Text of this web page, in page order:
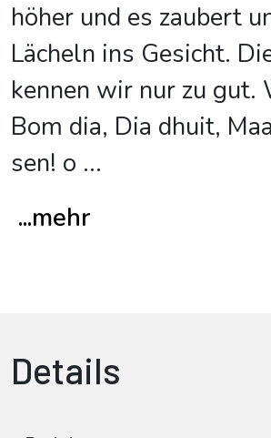
höher und es zaubert
Lächeln ins Gesicht.
kennen wir nur zu gut.
Bom dia, Dia dhuit,
sen! o ...
...mehr
Details